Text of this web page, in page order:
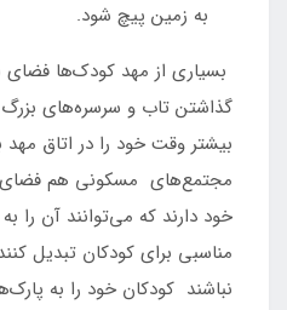
به زمین پیچ شود.
بسیاری از مهد کودک‌ها فضای
گذاشتن تاب و سرسره‌های بزرگ
بیشتر وقت خود را در اتاق مهد
مجتمع‌های مسکونی هم
خود دارند که می‌توانند آن
مناسبی برای کودکان تبدیل
نباشند کودکان خود را به